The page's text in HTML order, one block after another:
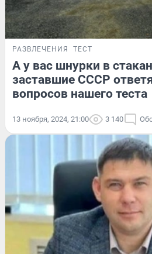
РАЗВЛЕЧЕНИЯ ТЕСТ
А у вас шнурки в
заставшие СССР
вопросов нашего теста
13 ноября, 2024, 21:00 3 140